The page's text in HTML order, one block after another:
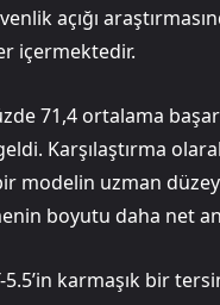
açığı
içermektedir.
71,4 ortalama
Karşılaştırma
modelin uzman
boyutu daha net
karmaşık bir